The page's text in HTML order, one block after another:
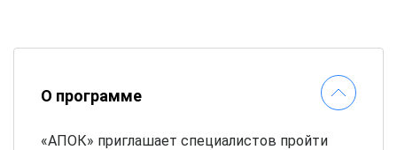
О программе
«АПОК» приглашает специалистов пройти